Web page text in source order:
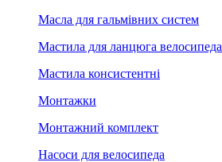
Масла для гальмівних систем
Мастила для ланцюга велосипеда
Мастила консистентні
Монтажки
Монтажний комплект
Насоси для велосипеда